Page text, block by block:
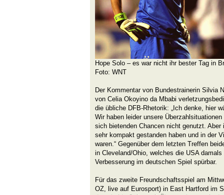
Hope Solo – es war nicht ihr bester Tag in
Foto: WNT
Der Kommentar von Bundestrainerin Silvia
von Celia Okoyino da Mbabi
die übliche DFB-Rhetorik: „Ich denke, hier
Wir haben leider unsere
sich bietenden Chancen nicht genutzt.
sehr kompakt gestanden haben und in der
waren.“ Gegenüber dem letzten Treffen
in Cleveland/Ohio, welches die USA
Verbesserung im deutschen Spiel spürbar.
Für das zweite Freundschaftsspiel am
OZ, live auf Eurosport) in East Hartford im